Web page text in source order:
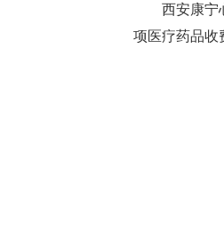
西安康宁
项医疗药品收